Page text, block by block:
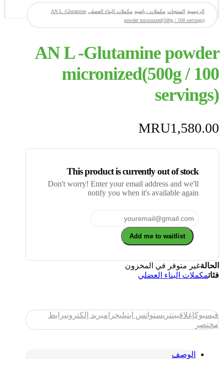
الرئيسية المنتجات مكملات رياضية مكملات البناء العضلي AN L -Glutamine
powder micronized(500g / 100 servings)
AN L -Glutamine powder
micronized(500g / 100
servings)
MRU1,580.00
This product is currently out of stock
Don't worry! Enter your email address and we'll
notify you when it's available again
Add me to waitlist
الحالةغير متوفر في المخزون
فئاتمكملات البناء العضلي
فيسبوكإغلاقبينتريستواتس ابتيليجرامبريد إلكترونيرابط
مختصر
الوصف